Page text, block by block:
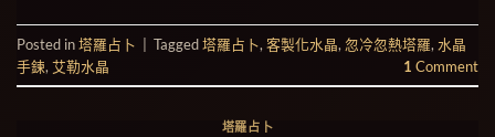
Posted in塔羅占卜 | Tagged塔羅占卜, 客製化水晶, 忽冷忽熱塔羅, 水晶
手鍊, 艾勒水晶 1 Comment
塔羅占卜